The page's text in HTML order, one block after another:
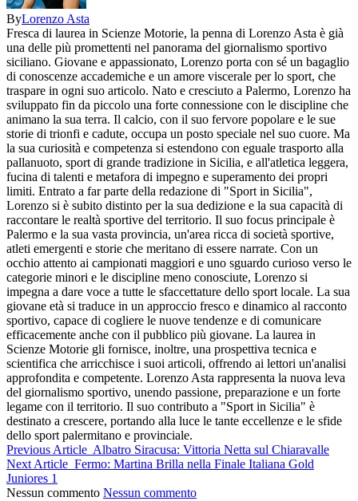
ByLorenzo Asta
Fresca di laurea in Scienze Motorie, la penna di Lorenzo Asta è già
una delle più promettenti nel panorama del giornalismo sportivo
siciliano. Giovane e appassionato, Lorenzo porta con sé un bagaglio
di conoscenze accademiche e un amore viscerale per lo sport, che
traspare in ogni suo articolo. Nato e cresciuto a Palermo, Lorenzo ha
sviluppato fin da piccolo una forte connessione con le discipline che
animano la sua terra. Il calcio, con il suo fervore popolare e le sue
storie di trionfi e cadute, occupa un posto speciale nel suo cuore. Ma
la sua curiosità e competenza si estendono con eguale trasporto alla
pallanuoto, sport di grande tradizione in Sicilia, e all'atletica leggera,
fucina di talenti e metafora di impegno e superamento dei propri
limiti. Entrato a far parte della redazione di "Sport in Sicilia",
Lorenzo si è subito distinto per la sua dedizione e la sua capacità di
raccontare le realtà sportive del territorio. Il suo focus principale è
Palermo e la sua vasta provincia, un'area ricca di società sportive,
atleti emergenti e storie che meritano di essere narrate. Con un
occhio attento ai campionati maggiori e uno sguardo curioso verso le
categorie minori e le discipline meno conosciute, Lorenzo si
impegna a dare voce a tutte le sfaccettature dello sport locale. La sua
giovane età si traduce in un approccio fresco e dinamico al racconto
sportivo, capace di cogliere le nuove tendenze e di comunicare
efficacemente anche con il pubblico più giovane. La laurea in
Scienze Motorie gli fornisce, inoltre, una prospettiva tecnica e
scientifica che arricchisce i suoi articoli, offrendo ai lettori un'analisi
approfondita e competente. Lorenzo Asta rappresenta la nuova leva
del giornalismo sportivo, unendo passione, preparazione e un forte
legame con il territorio. Il suo contributo a "Sport in Sicilia" è
destinato a crescere, portando alla luce le tante eccellenze e le sfide
dello sport palermitano e provinciale.
Previous Article Albatro Siracusa: Vittoria Netta sul Chiaravalle
Next Article Fermo: Martina Brilla nella Finale Italiana Gold
Juniores 1
Nessun commento Nessun commento